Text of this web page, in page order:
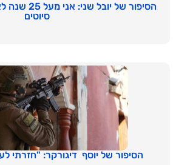
הסיפור של
סיוטים
הסיפור של יוסף דיגורקר: "חזרתי